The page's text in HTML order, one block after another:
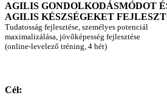
AGILIS GONDOLKODÁSMÓDOT
AGILIS KÉSZSÉGEKET
Tudatosság fejlesztése, személyes potenciál
maximalizálása, jövőképesség fejlesztése
(online-levelező tréning, 4 hét)
Cél: